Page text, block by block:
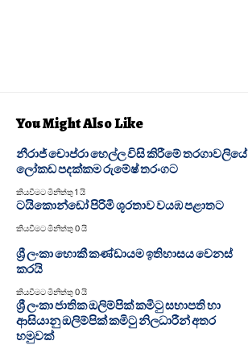
You Might Also Like
නීරාජ් චොප්රා හෙල්ල විසි කිරීමේ තරගාවලියේ
ලෝකඩ පදක්කම රුමේෂ් තරංගට
කියවීමට මිනිත්තු 1 යි
ටයිකොන්ඩෝ පිරිමි ශූරතාව වයඹ පළාතට
කියවීමට මිනිත්තු 0 යි
ශ්‍රී ලංකා හොකී කණ්ඩායම ඉතිහාසය වෙනස්
කරයි
කියවීමට මිනිත්තු 0 යි
ශ්‍රී ලංකා ජාතික ඔලිම්පික් කමිටු සභාපති හා
ආසියානු ඔලිම්පික් කමිටු නිලධාරීන් අතර
හමුවක්